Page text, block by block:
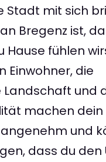
Stadt mit sich
Bregenz ist,
Hause fühlen
Einwohner, die
und
machen dein
und
dass du den